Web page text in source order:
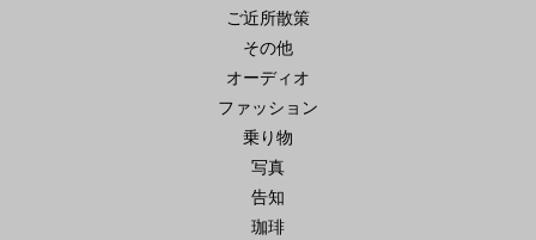
ご近所散策
その他
オーディオ
ファッション
乗り物
写真
告知
珈琲